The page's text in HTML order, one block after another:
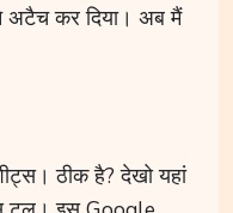
अटैच कर दिया। अब मैं
ठीक है? देखो यहां